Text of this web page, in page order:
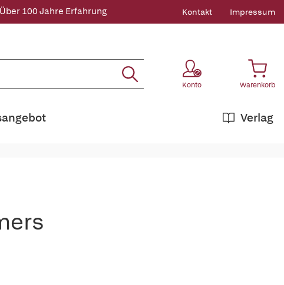
100 Jahre Erfahrung Kontakt Impressum
Konto Warenkorb
Verlag